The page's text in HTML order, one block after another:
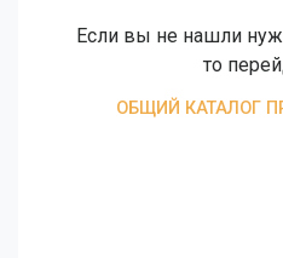
Если вы не нашли
то
ОБЩИЙ КАТАЛОГ